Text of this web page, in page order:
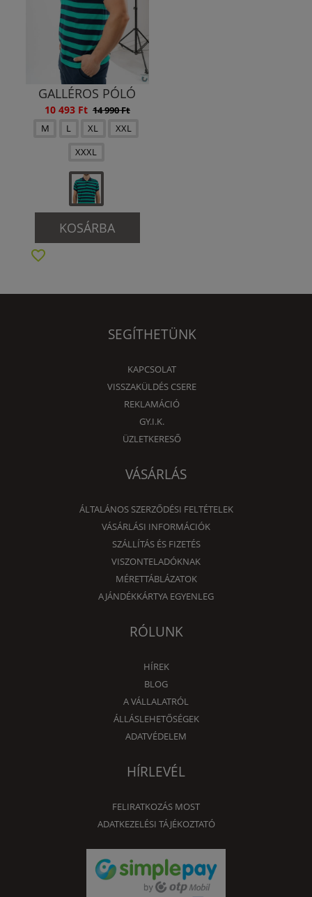
GALLÉROS PÓLÓ
10 493 Ft 14 990 Ft
M
L XL
XXL
XXXL
KOSÁRBA
SEGÍTHETÜNK
KAPCSOLAT
VISSZAKÜLDÉS CSERE
REKLAMÁCIÓ
GY.I.K.
ÜZLETKERESŐ
VÁSÁRLÁS
ÁLTALÁNOS SZERZŐDÉSI FELTÉTELEK
VÁSÁRLÁSI INFORMÁCIÓK
SZÁLLÍTÁS ÉS FIZETÉS
VISZONTELADÓKNAK
MÉRETTÁBLÁZATOK
AJÁNDÉKKÁRTYA EGYENLEG
RÓLUNK
HÍREK
BLOG
A VÁLLALATRÓL
ÁLLÁSLEHETŐSÉGEK
ADATVÉDELEM
HÍRLEVÉL
FELIRATKOZÁS MOST
ADATKEZELÉSI TÁJÉKOZTATÓ